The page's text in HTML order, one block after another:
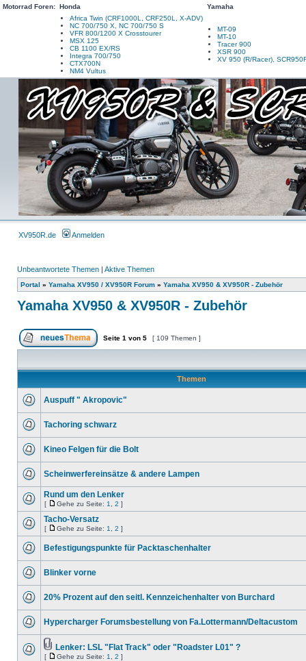
Motorrad Foren: Honda
Yamaha
Africa Twin (CRF1000L, CRF250L, X-ADV)
NC 700/750 X, NC 700/750 S
VFR 800/1200 X Crosstourer
MSX 125
CB 1100 EX/RS
Integra 700/750
CTX700N
NM4 Vultus
MT-09
MT-10
Tracer 900
XSR 900
XV 950 (R/Racer),
XV950R.de Anmelden
Unbeantwortete Themen | Aktive Themen
Portal » Yamaha XV950 / XV950R Forum » Yamaha XV950 & XV950R - Zubehör
Yamaha XV950 & XV950R - Zubehör
Seite 1 von 5 [ 109 Themen ]
Themen
Auspuff " Akropovic"
Tachoring schwarz
Kineo Felgen für die Bolt
Scheinwerfereinsätze & andere Lampen
Rund um den Lenker
[ Gehe zu Seite: 1 2 ]
Tacho-Versatz
[ Gehe zu Seite: 1 2 ]
Befestigungspunkte für Packtaschenhalter
Blinker vorne
20% Prozent auf den seitl. Kennzeichenhalter von Burchard
Hypercharger Forumsbestellung von Fa.Lottermann/Deltacustom
Lenker: LSL "Flat Track" oder "Roadster L01" ?
[ Gehe zu Seite: 1 2 ]